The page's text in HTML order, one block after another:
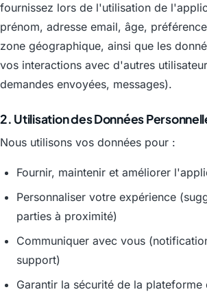
fournissez lors de l'utilisation de
prénom, adresse email, âge,
zone géographique, ainsi que les
vos interactions avec d'autres
demandes envoyées, messages).
2. Utilisation des Données
Nous utilisons vos données pour :
Fournir, maintenir et améliorer
Personnaliser votre expérience
parties à proximité)
Communiquer avec vous
support)
Garantir la sécurité de la plateforme